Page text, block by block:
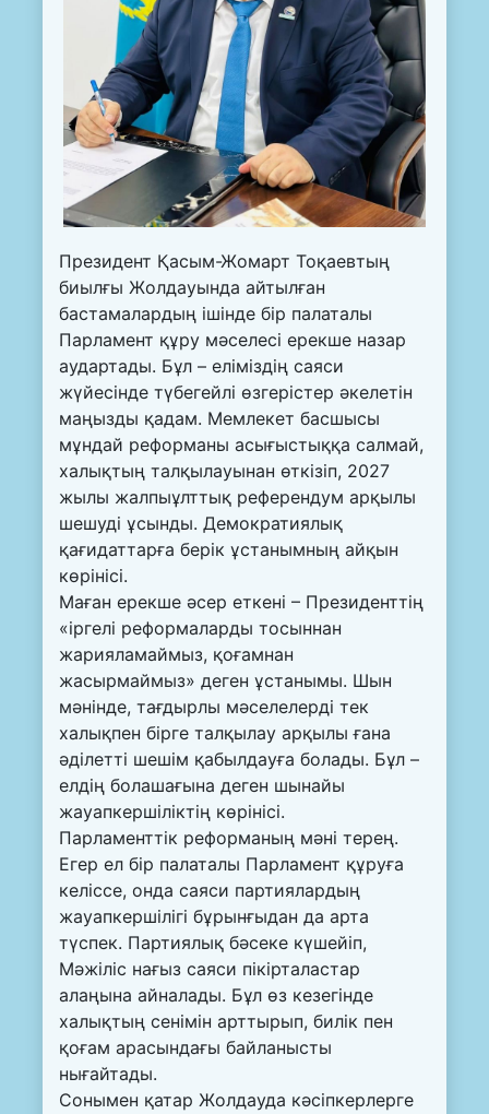
Президент Қасым-Жомарт Тоқаевтың
биылғы Жолдауында айтылған
бастамалардың ішінде бір палаталы
Парламент құру мәселесі ерекше назар
аудартады. Бұл – еліміздің саяси
жүйесінде түбегейлі өзгерістер әкелетін
маңызды қадам. Мемлекет басшысы
мұндай реформаны асығыстыққа салмай,
халықтың талқылауынан өткізіп, 2027
жылы жалпыұлттық референдум арқылы
шешуді ұсынды. Демократиялық
қағидаттарға берік ұстанымның айқын
көрінісі.
Маған ерекше әсер еткені – Президенттің
«іргелі реформаларды тосыннан
жарияламаймыз, қоғамнан
жасырмаймыз» деген ұстанымы. Шын
мәнінде, тағдырлы мәселелерді тек
халықпен бірге талқылау арқылы ғана
әділетті шешім қабылдауға болады. Бұл –
елдің болашағына деген шынайы
жауапкершіліктің көрінісі.
Парламенттік реформаның мәні терең.
Егер ел бір палаталы Парламент құруға
келіссе, онда саяси партиялардың
жауапкершілігі бұрынғыдан да арта
түспек. Партиялық бәсеке күшейіп,
Мәжіліс нағыз саяси пікірталастар
алаңына айналады. Бұл өз кезегінде
халықтың сенімін арттырып, билік пен
қоғам арасындағы байланысты
нығайтады.
Сонымен қатар Жолдауда кәсіпкерлерге